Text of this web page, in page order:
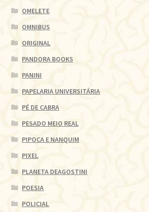
OMELETE
OMNIBUS
ORIGINAL
PANDORA BOOKS
PANINI
PAPELARIA UNIVERSITÁRIA
PÉ DE CABRA
PESADO MEIO REAL
PIPOCA E NANQUIM
PIXEL
PLANETA DEAGOSTINI
POESIA
POLICIAL